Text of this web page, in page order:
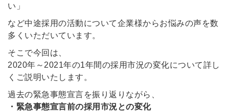
い」
など中途採用の活動について企業様からお悩みの声を数
多くいただいています。
そこで今回は、
2020年～2021年の1年間の採用市況の変化について詳し
くご説明いたします。
過去の緊急事態宣言を振り返りながら、
・緊急事態宣言前の採用市況との変化